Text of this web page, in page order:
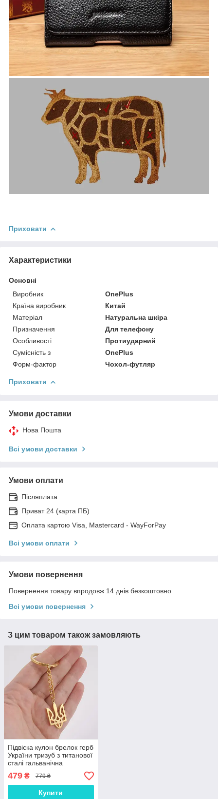
Приховати
Характеристики
Основні
Виробник
OnePlus
Країна виробник
Китай
Матеріал
Натуральна шкіра
Призначення
Для телефону
Особливості
Протиударний
Сумісність з
OnePlus
Форм-фактор
Чохол-футляр
Приховати
Умови доставки
Нова Пошта
Всі умови доставки
Умови оплати
Післяплата
Приват 24 (карта ПБ)
Оплата картою Visa, Mastercard - WayForPay
Всі умови оплати
Умови повернення
Повернення товару впродовж 14 днів безкоштовно
Всі умови повернення
З цим товаром також замовляють
Підвіска кулон брелок герб
України тризуб з титанової
сталі гальванічна
вакуумна позолота 18
карат (19,9*30,2мм)
479 ₴ 779 ₴
Купити